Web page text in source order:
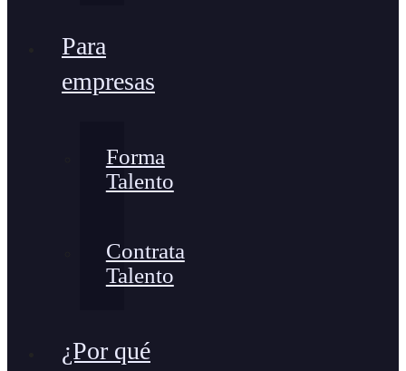
Para
empresas
Forma
Talento
Contrata
Talento
¿Por qué